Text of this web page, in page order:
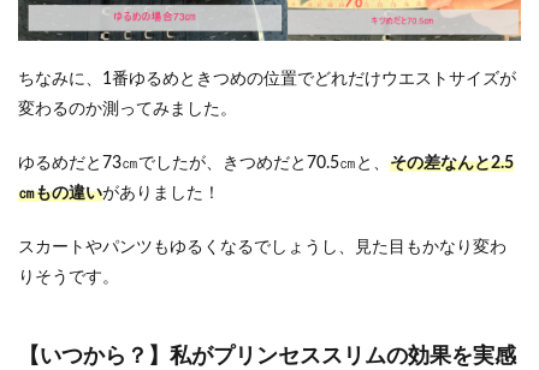
ちなみに、1番ゆるめときつめの位置でどれだけウエストサイズが
変わるのか測ってみました。
ゆるめだと73㎝でしたが、きつめだと70.5㎝と、 その差なんと2.5
㎝もの違いがありました！
スカートやパンツもゆるくなるでしょうし、見た目もかなり変わ
りそうです。
【いつから？】私がプリンセススリムの効果を実感